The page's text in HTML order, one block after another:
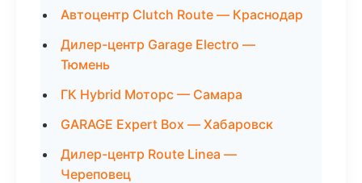
Автоцентр Clutch Route — Краснодар
Дилер-центр Garage Electro —
Тюмень
ГК Hybrid Моторс — Самара
GARAGE Expert Box — Хабаровск
Дилер-центр Route Linea —
Череповец